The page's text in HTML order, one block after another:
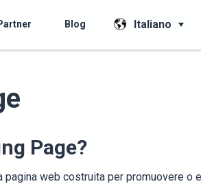
Blog Italiano
Page?
pagina web costruita per promuovere o